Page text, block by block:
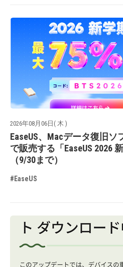
2026年08月06日( 木 )
EaseUS、Macデータ復旧ソ
で販売する「EaseUS 2026
（9/30まで）
#EaseUS